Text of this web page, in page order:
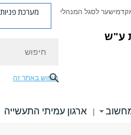
ע"ש
שער לסגל המנהלי מערכת פניות
חיפוש באתר זה
| ארגון עמיתי התעשייה